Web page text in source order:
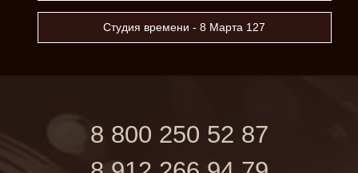
Студия времени - 8 Марта 127
8 800 250 52 87